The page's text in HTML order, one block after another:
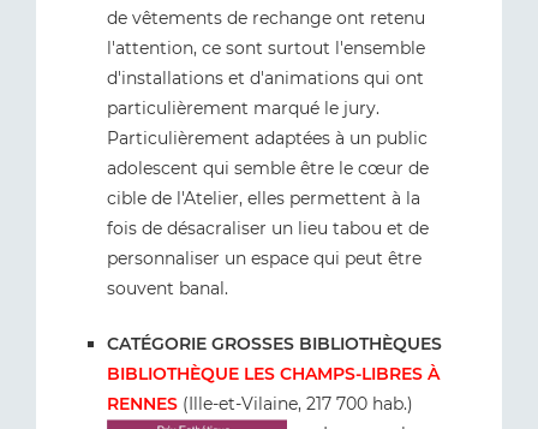
de vêtements de rechange ont retenu
l'attention, ce sont surtout l'ensemble
d'installations et d'animations qui ont
particulièrement marqué le jury.
Particulièrement adaptées à un public
adolescent qui semble être le cœur de
cible de l'Atelier, elles permettent à la
fois de désacraliser un lieu tabou et de
personnaliser un espace qui peut être
souvent banal.
CATÉGORIE GROSSES BIBLIOTHÈQUES
BIBLIOTHÈQUE LES CHAMPS-LIBRES À
RENNES (Ille-et-Vilaine, 217 700 hab.)